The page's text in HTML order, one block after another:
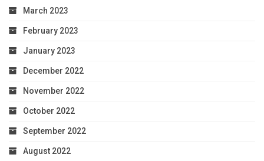
March 2023
February 2023
January 2023
December 2022
November 2022
October 2022
September 2022
August 2022